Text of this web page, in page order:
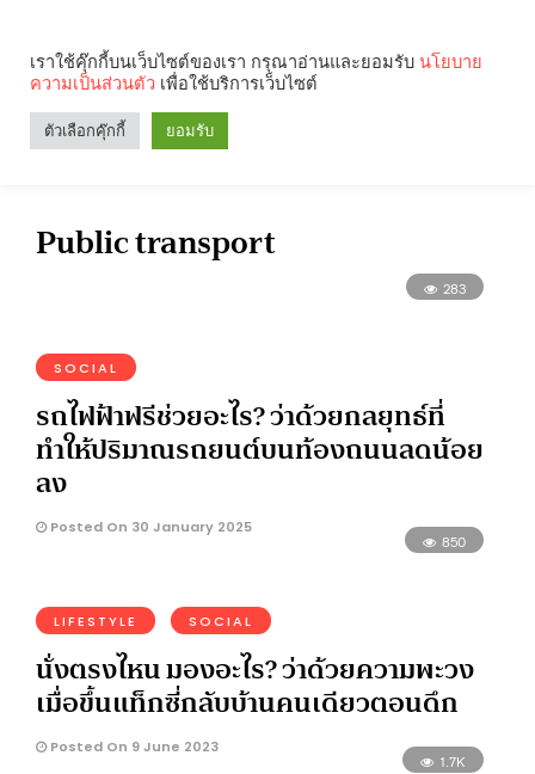
Search
Public transport
283
SOCIAL
รถไฟฟ้าฟรีช่วยอะไร? ว่าด้วยกลยุทธ์ที่
ทำให้ปริมาณรถยนต์บนท้องถนนลดน้อย
ลง
Posted On 30 January 2025
850
LIFESTYLE SOCIAL
นั่งตรงไหน มองอะไร? ว่าด้วยความพะวง
เมื่อขึ้นแท็กซี่กลับบ้านคนเดียวตอนดึก
Posted On 9 June 2023
1.7K
เราใช้คุ๊กกี้บนเว็บไซต์ของเรา กรุณาอ่านและยอมรับ นโยบาย
ความเป็นส่วนตัว เพื่อใช้บริการเว็บไซต์
ตัวเลือกคุ๊กกี้ ยอมรับ